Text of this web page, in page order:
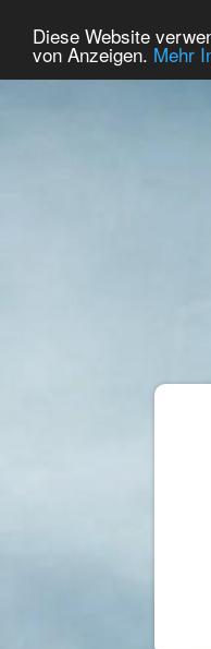
Diese Website
von Anzeigen. Mehr
Home